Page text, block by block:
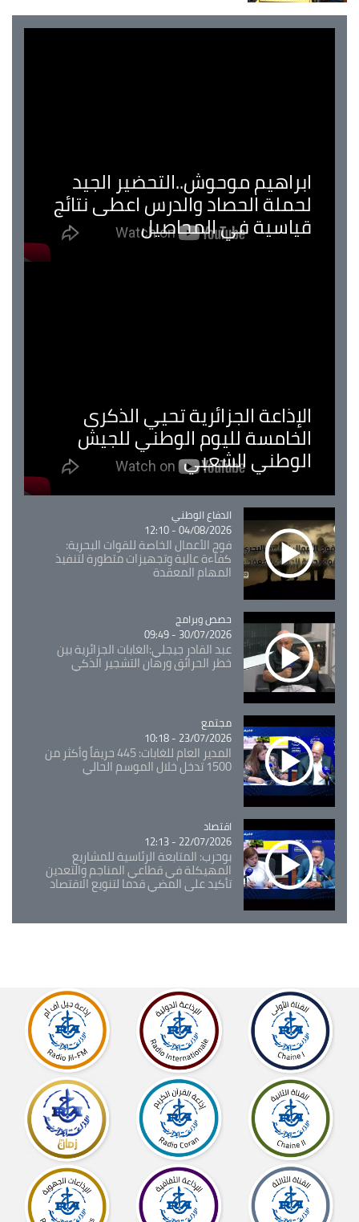
ابراهيم موحوش..التحضير الجيد
لحملة الحصاد والدرس اعطى نتائج
قياسية في المحاصيل
الإذاعة الجزائرية تحيي الذكرى
الخامسة لليوم الوطني للجيش
الوطني الشعبي
Catégorie
الدفاع الوطني
04/08/2026 - 12:10
فوج الأعمال الخاصة للقوات البحرية:
كفاءة عالية وتجهيزات متطورة لتنفيذ
المهام المعقدة
Catégorie
حصص وبرامج
30/07/2026 - 09:49
عبد القادر جيجلي:الغابات الجزائرية بين
خطر الحرائق ورهان التشجير الذكي
Catégorie
مجتمع
23/07/2026 - 10:18
المدير العام للغابات: 445 حريقاً وأكثر من
1500 تدخل خلال الموسم الحالي
Catégorie
اقتصاد
22/07/2026 - 12:13
بوحرب: المتابعة الرئاسية للمشاريع
المهيكلة في قطاعي المناجم والتعدين
تأكيد على المضي قدما لتنويع الاقتصاد